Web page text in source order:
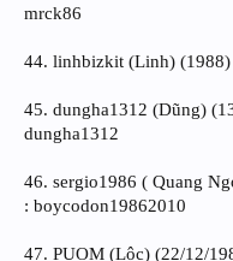
mrck86
44. linhbizkit (Linh)
45. dungha1312 (Dũng)
dungha1312
46. sergio1986 ( Quang
: boycodon19862010
47. PUOM (Lộc) (22/12/